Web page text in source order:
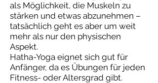
als Möglichkeit, die Muskeln zu
stärken und etwas abzunehmen –
tatsächlich geht es aber um weit
mehr als nur den physischen
Aspekt.
Hatha-Yoga eignet sich gut für
Anfänger, da es Übungen für jeden
Fitness- oder Altersgrad gibt.